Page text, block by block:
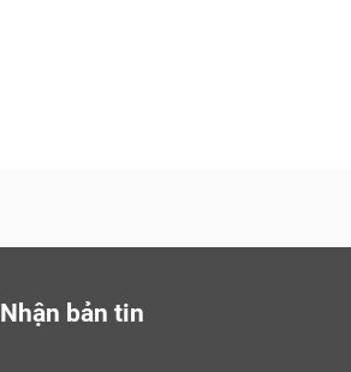
Nhận bản tin